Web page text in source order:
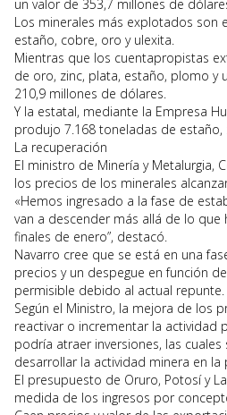
un valor de 353,7 millones de
Los minerales más explotados son
estaño, cobre, oro y ulexita.
Mientras que los cuentapropistas
de oro, zinc, plata, estaño, plomo y
210,9 millones de dólares.
Y la estatal, mediante la Empresa
produjo 7.168 toneladas de estaño,
La recuperación
El ministro de Minería y Metalurgia,
los precios de los minerales
«Hemos ingresado a la fase de
van a descender más allá de lo que
finales de enero”, destacó.
Navarro cree que se está en una
precios y un despegue en función
permisible debido al actual repunte.
Según el Ministro, la mejora de los
reactivar o incrementar la actividad
podría atraer inversiones, las
desarrollar la actividad minera en la
El presupuesto de Oruro, Potosí y
medida de los ingresos por